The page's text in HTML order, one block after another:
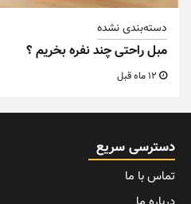
دسته‌بندی نشده
مبل راحتی چند نفره بخریم ؟
دسترسی سریع
تماس با ما